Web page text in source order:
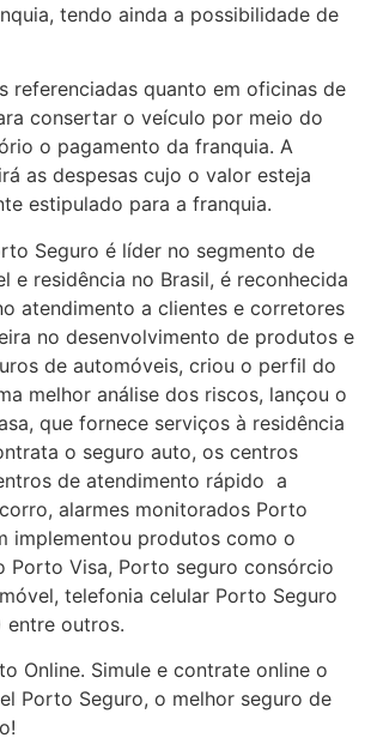
tendo ainda a possibilidade de
referenciadas quanto em oficinas de
consertar o veículo por meio do
o pagamento da franquia. A
as despesas cujo o valor esteja
estipulado para a franquia.
Seguro é líder no segmento de
e residência no Brasil, é reconhecida
atendimento a clientes e corretores
no desenvolvimento de produtos e
de automóveis, criou o perfil do
melhor análise dos riscos, lançou o
que fornece serviços à residência
o seguro auto, os centros
de atendimento rápido a
alarmes monitorados Porto
implementou produtos como o
Porto Visa, Porto seguro consórcio
telefonia celular Porto Seguro
entre outros.
Online. Simule e contrate online o
Porto Seguro, o melhor seguro de